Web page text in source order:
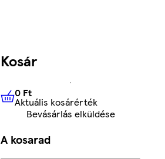
Kosár
0 FtAktuális kosárérték
0 Ft
Aktuális kosárérték
Bevásárlás elküldése
A kosarad